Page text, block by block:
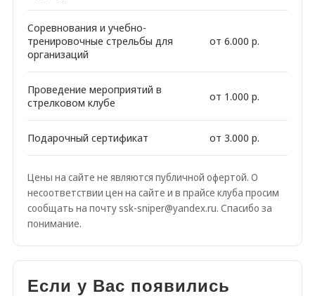
Соревнования и учебно-
тренировочные стрельбы для
организаций
от 6.000 р.
Проведение мероприятий в
стрелковом клубе
от 1.000 р.
Подарочный сертификат от 3.000 р.
Цены на сайте не являются публичной офертой. О
несоответствии цен на сайте и в прайсе клуба просим
сообщать на почту ssk-sniper@yandex.ru. Спасибо за
понимание.
Если у Вас появились